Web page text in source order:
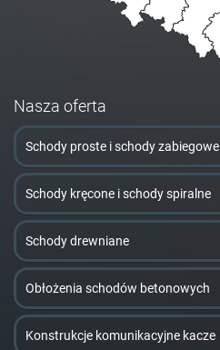
Nasza oferta
Schody proste i schody zabiegowe
Schody kręcone i schody spiralne
Schody drewniane
Obłożenia schodów betonowych
Konstrukcje komunikacyjne kacze